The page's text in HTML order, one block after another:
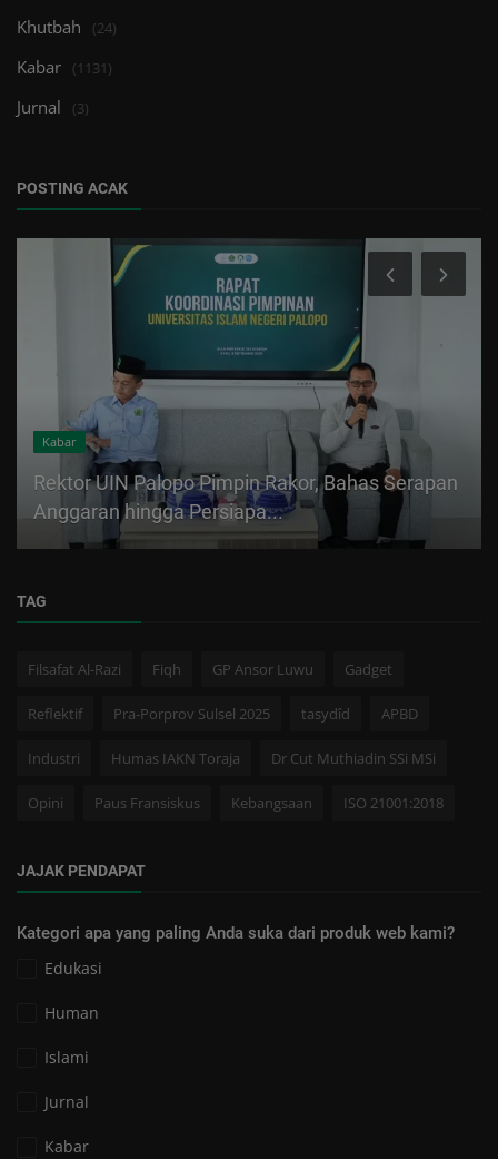
Khutbah (24)
Kabar (1131)
Jurnal (3)
POSTING ACAK
Kabar
Rektor UIN Palopo Pimpin Rakor, Bahas Serapan
Anggaran hingga Persiapa...
TAG
Filsafat Al-Razi Fiqh GP Ansor Luwu Gadget
Reflektif Pra-Porprov Sulsel 2025 tasydîd APBD
Industri Humas IAKN Toraja Dr Cut Muthiadin SSi MSi
Opini Paus Fransiskus Kebangsaan ISO 21001:2018
JAJAK PENDAPAT
Kategori apa yang paling Anda suka dari produk web kami?
Edukasi
Human
Islami
Jurnal
Kabar